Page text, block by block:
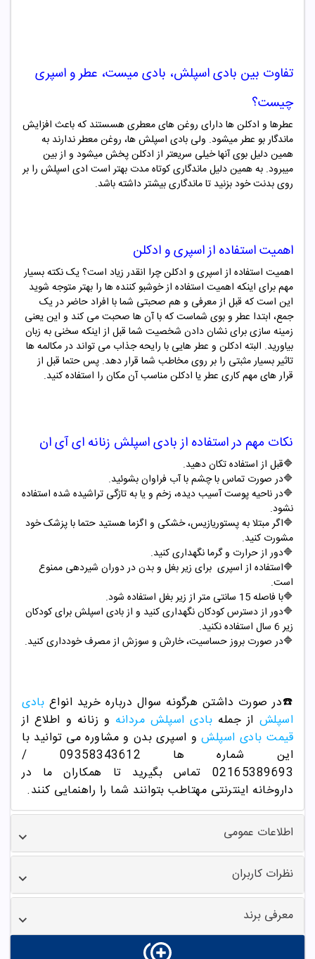
تفاوت بین بادی اسپلش، بادی میست، عطر و اسپری
چیست؟
عطرها و ادکلن ها دارای روغن های معطری هسستند که باعث افزایش
ماندگار بو عطر میشود. ولی بادی اسپلش ها، روغن معطر ندارند به
همین دلیل بوی آنها خیلی سریعتر از ادکلن پخش میشود و از بین
میبرود. به همین دلیل ماندگاری کوتاه مدت بهتر است ادی اسپلش را بر
روی بدنت خود بزنید تا ماندگاری بیشتر داشته باشد.
اهمیت استفاده از اسپری و ادکلن
اهمیت استفاده از اسپری و ادکلن چرا انقدر زیاد است؟ یک نکته بسیار
مهم برای اینکه اهمیت استفاده از خوشبو کننده ها را بهتر متوجه شوید
این است که قبل از معرفی و هم صحبتی شما با افراد حاضر در یک
جمع، ابتدا عطر و بوی شماست که با آن ها صحبت می کند و این یعنی
زمینه سازی برای نشان دادن شخصیت شما قبل از اینکه سخنی به زبان
بیاورید. البته ادکلن و عطر هایی با رایحه جذاب می تواند در مکالمه ها
تاثیر بسیار مثبتی را بر روی مخاطب شما قرار دهد. پس حتما قبل از
قرار های مهم کاری عطر یا ادکلن مناسب آن مکان را استفاده کنید.
نکات مهم در استفاده ازبادی اسپلش زنانه ای آی ان
🔷قبل از استفاده تکان دهید.
🔷در صورت تماس با چشم با آب فراوان بشوئید.
🔷در ناحیه پوست آسیب دیده، زخم و یا به تازگی تراشیده شده استفاده
نشود.
🔷اگر مبتلا به پستوریازیس، خشکی و اگزما هستید حتما با پزشک خود
مشورت کنید.
🔷دور از حرارت و گرما نگهداری کنید.
🔷استفاده از اسپری برای زیر بغل و بدن در دوران شیردهی ممنوع
است.
🔷با فاصله 15 سانتی متر از زیر بغل استفاده شود.
🔷دور از دسترس کودکان نگهداری کنید و از بادی اسپلش برای کودکان
زیر 6 سال استفاده نکنید.
🔷در صورت بروز حساسیت، خارش و سوزش از مصرف خودداری کنید.
☎️در صورت داشتن هرگونه سوال درباره خرید انواع بادی
اسپلش از جمله بادی اسپلش مردانه و زنانه و اطلاع از
قیمت بادی اسپلشو اسپری بدن و مشاوره می توانید با
این شماره ها 09358343612 /
02165389693
تماس بگیرید تا همکاران ما در
داروخانه اینترنتی مهتاطب بتوانند شما را راهنمایی کنند.
اطلاعات عمومی
نظرات کاربران
معرفی برند